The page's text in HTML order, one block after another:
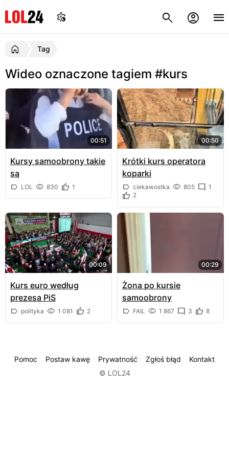
Tag
Wideo oznaczone tagiem #kurs
00:51
Kursy samoobrony takie
są
LOL 830 1
00:50
Krótki kurs operatora
koparki
ciekawostka 805
1
2
00:09
Kurs euro według
prezesa PiS
polityka 1 081 2
00:29
Żona po kursie
samoobrony
FAIL 1 867 3 8
Pomoc Postaw kawę Prywatność Zgłoś błąd
Kontakt
© LOL24